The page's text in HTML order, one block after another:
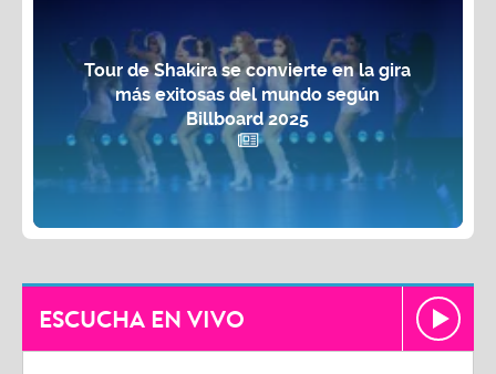
Tour de Shakira se convierte en la gira
más exitosas del mundo según
Billboard 2025
ESCUCHA EN VIVO